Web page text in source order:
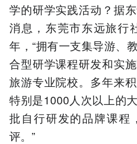
学的研学实践活动？据
消息，东莞市东远旅行
年，“拥有一支集导游、
合型研学课程研发和实
旅游专业院校。多年来
特别是1000人次以上的
批自行研发的品牌课程
评。”